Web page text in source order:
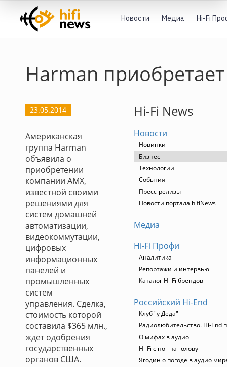
Новости Медиа Hi-Fi
Harman
23.05.2014
Американская
группа Harman
объявила о
приобретении
компании AMX,
известной своими
решениями для
систем домашней
автоматизации,
видеокоммутации,
цифровых
информационных
панелей и
промышленных
систем
управления. Сделка,
стоимость которой
составила $365 млн.,
ждет одобрения
государственных
органов США.
Hi-Fi News
Новости
Новинки
Бизнес
Технологии
События
Пресс-релизы
Новости портала hifiNews
Медиа
Hi-Fi Профи
Аналитика
Репортажи и интервью
Каталог Hi-Fi брендов
Российский Hi-End
Клуб "у Деда"
Радиолюбительство. Hi-End
О мифах в аудио
Hi-Fi с ног на голову
Ягодин о погоде в аудио